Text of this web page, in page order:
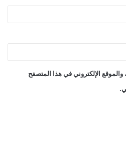
الإلكتروني في هذا المتصفح